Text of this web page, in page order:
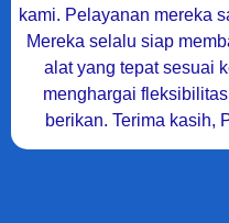
kami. Pelayanan mereka
Mereka selalu siap
alat yang tepat sesuai
menghargai
berikan. Terima kasih,